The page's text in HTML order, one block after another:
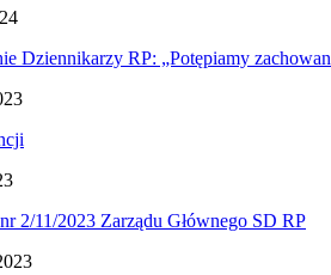
Dziennikarzy RP: „Potępiamy
2/11/2023 Zarządu Głównego SD RP